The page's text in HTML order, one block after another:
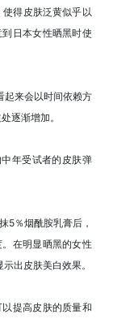
得皮肤泛黄似乎以
日本女性晒黑时使
起来会以时间依赖方
逐渐增加。
年受试者的皮肤弹
5％烟酰胺乳膏后，
在明显晒黑的女性
出皮肤美白效果。
提高皮肤的质量和